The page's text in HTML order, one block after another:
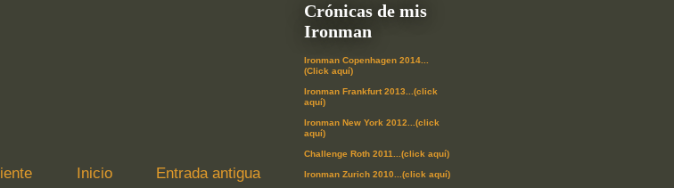
Entrada antigua
Inicio
Crónicas de mis
Ironman
Ironman Copenhagen 2014...
(Click aquí)
Ironman Frankfurt 2013...(click
aquí)
Ironman New York 2012...(click
aquí)
Challenge Roth 2011...(click aquí)
Ironman Zurich 2010...(click aquí)